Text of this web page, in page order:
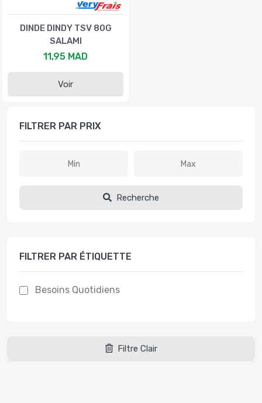
FILTRER PAR PRIX
Recherche
FILTRER PAR ÉTIQUETTE
Besoins Quotidiens
Filtre Clair
DINDE DINDY TSV 80G
SALAMI
11,95 MAD
Voir